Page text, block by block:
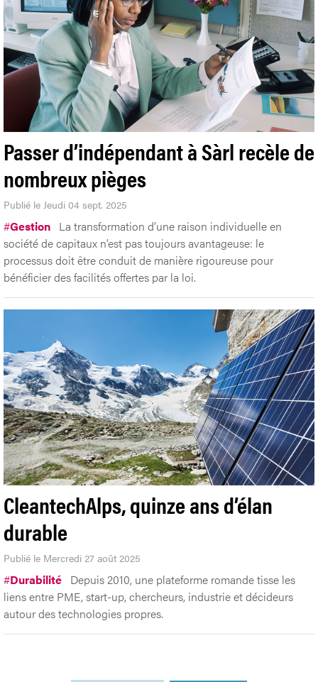
Passer d’indépendant à Sàrl recèle de
nombreux pièges
Publié le Jeudi 04 sept. 2025
#Gestion La transformation d’une raison individuelle en
société de capitaux n’est pas toujours avantageuse: le
processus doit être conduit de manière rigoureuse pour
bénéficier des facilités offertes par la loi.
CleantechAlps, quinze ans d’élan
durable
Publié le Mercredi 27 août 2025
#Durabilité Depuis 2010, une plateforme romande tisse les
liens entre PME, start-up, chercheurs, industrie et décideurs
autour des technologies propres.